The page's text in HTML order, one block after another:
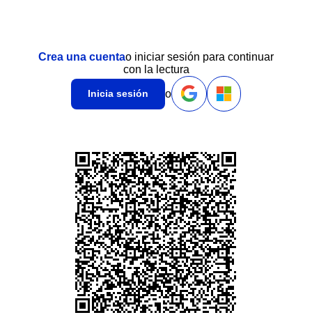
Crea una cuentao iniciar sesión para continuar
con la lectura
Inicia sesión o